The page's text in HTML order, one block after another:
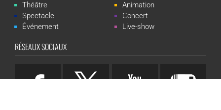
Théâtre
Spectacle
Événement
Animation
Concert
Live-show
RÉSEAUX SOCIAUX